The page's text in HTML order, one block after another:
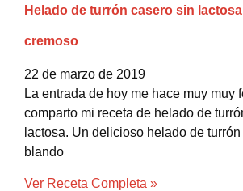
Helado de turrón casero sin
cremoso
22 de marzo de 2019
La entrada de hoy me hace muy muy
comparto mi receta de helado de
lactosa. Un delicioso helado de
blando
Ver Receta Completa »